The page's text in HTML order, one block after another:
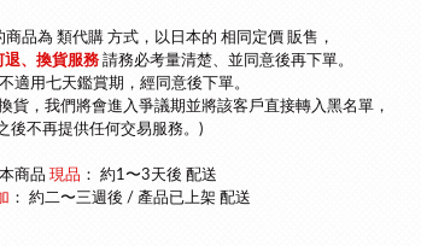
品為 類代購 方式，以 日本的 相同定價 販售，
退、換貨服務 請務必考量清楚、並同意後再下單。
適用七天鑑賞期，經同意後下單。
貨，我們將會進入爭議期並將該客戶直接轉入黑名單，
後不再提供任何交易服務。)
本商品 現品 ： 約1〜3天後 配送
： 約二〜三週後 / 產品已上架 配送